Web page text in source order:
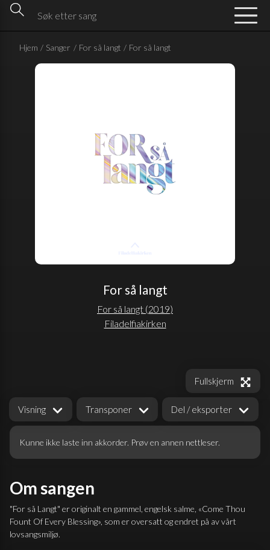
Hjem / Sanger / For så langt / For så langt
For så langt
For så langt (2019)
Filadelfiakirken
Visning Transponer Del / eksporter
Fullskjerm
Kunne ikke laste inn akkorder. Prøv en annen nettleser.
Om sangen
"For så Langt" er originalt en gammel, engelsk salme, «Come Thou
Fount Of Every Blessing», som er oversatt og endret på av vårt
lovsangsmiljø.